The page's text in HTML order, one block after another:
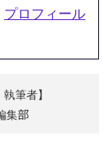
プロフィール
筆者】
集部